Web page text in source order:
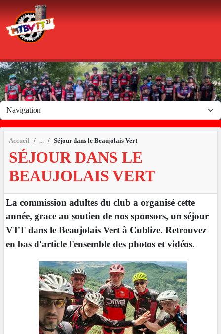
Accueil Séjour dans le Beaujolais Vert
SÉJOUR DANS LE
BEAUJOLAIS VERT
La commission adultes du club a organisé cette
année, grace au soutien de nos sponsors, un séjour
VTT dans le Beaujolais Vert à Cublize. Retrouvez
en bas d'article l'ensemble des photos et vidéos.
Panneau de gestion des cookies